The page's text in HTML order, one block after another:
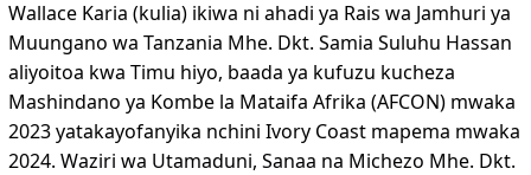
Wallace Karia (kulia) ikiwa ni ahadi ya Rais wa Jamhuri ya
Muungano wa Tanzania Mhe. Dkt. Samia Suluhu Hassan
aliyoitoa kwa Timu hiyo, baada ya kufuzu kucheza
Mashindano ya Kombe la Mataifa Afrika (AFCON) mwaka
2023 yatakayofanyika nchini Ivory Coast mapema mwaka
2024. Waziri wa Utamaduni, Sanaa na Michezo Mhe. Dkt.